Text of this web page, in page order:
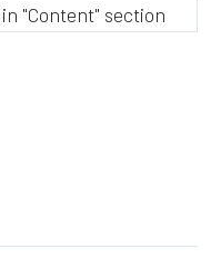
"Content" section